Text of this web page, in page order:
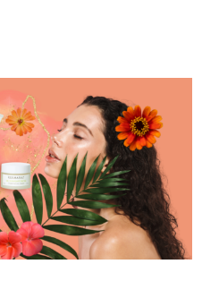
piel y cómo cuidarla
correcta
News